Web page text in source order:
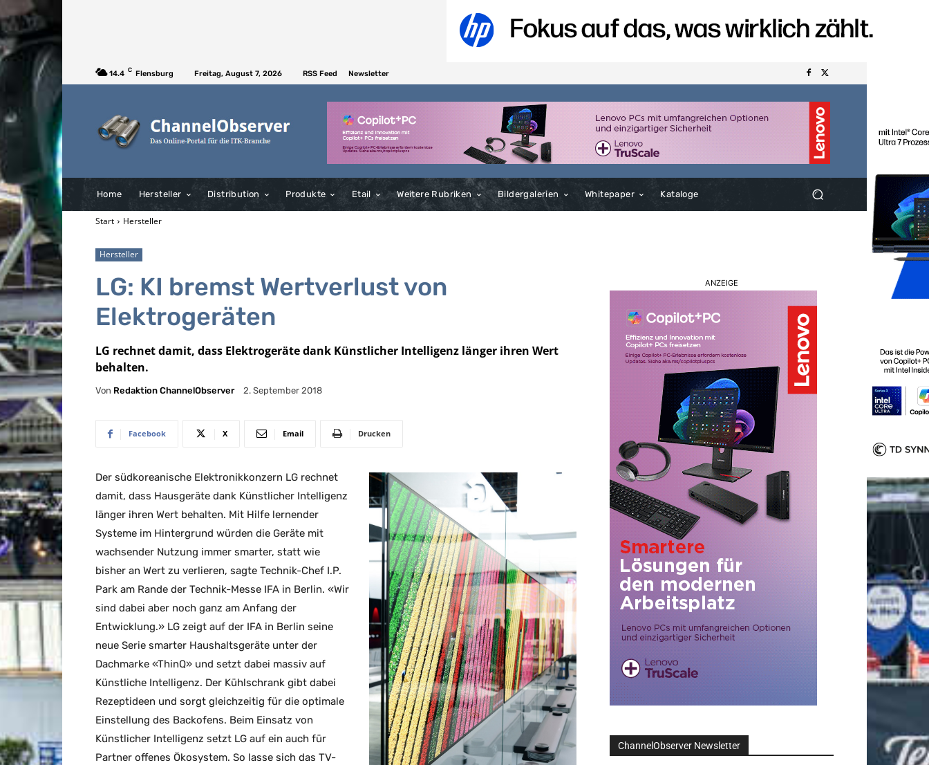
14.4 C Flensburg Freitag, August 7, 2026 RSS Feed Newsletter
Home Hersteller Distribution Produkte Etail Weitere Rubriken Bildergalerien Whitepaper Kataloge
Start Hersteller
Hersteller
LG: KI bremst Wertverlust von
Elektrogeräten
LG rechnet damit, dass Elektrogeräte dank Künstlicher Intelligenz länger ihren Wert
behalten.
Von Redaktion ChannelObserver 2. September 2018
Facebook X Email Drucken
Der südkoreanische Elektronikkonzern LG rechnet
damit, dass Hausgeräte dank Künstlicher Intelligenz
länger ihren Wert behalten. Mit Hilfe lernender
Systeme im Hintergrund würden die Geräte mit
wachsender Nutzung immer smarter, statt wie
bisher an Wert zu verlieren, sagte Technik-Chef I.P.
Park am Rande der Technik-Messe IFA in Berlin. «Wir
sind dabei aber noch ganz am Anfang der
Entwicklung.» LG zeigt auf der IFA in Berlin seine
neue Serie smarter Haushaltsgeräte unter der
Dachmarke «ThinQ» und setzt dabei massiv auf
Künstliche Intelligenz. Der Kühlschrank gibt dabei
Rezeptideen und sorgt gleichzeitig für die optimale
Einstellung des Backofens. Beim Einsatz von
Künstlicher Intelligenz setzt LG auf ein auch für
Partner offenes Ökosystem. So lasse sich das TV-
ANZEIGE
ChannelObserver Newsletter